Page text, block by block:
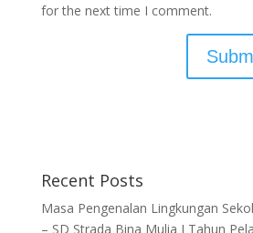
for the next time I comment.
Recent Posts
Masa Pengenalan Lingkungan
– SD Strada Bina Mulia I Tahun